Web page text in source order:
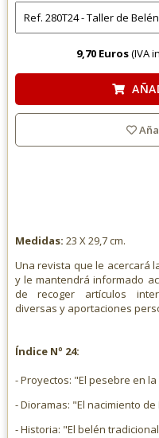
9,70 Euros(IVA
Medidas: 23 X 29,7 cm.
Una revista que le acercará
y le mantendrá informado
de recoger artículos
diversas y aportaciones
Índice Nº 24:
- Proyectos: "El pesebre en
- Dioramas: "El nacimiento de
- Historia: "El belén tradicional